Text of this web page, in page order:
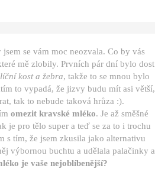
se vám moc neozvala. Co by vás
mě zlobily. Prvních pár dní bylo dost
kost a žebra, takže to se mnou bylo
to vypadá, že jizvy budu mít asi větší,
tak to nebude taková hrůza :).
omezit kravské mléko. Je až směšné
je pro tělo super a teď se za to i trochu
s tím, že jsem zkusila jako alternativu
výbornou buchtu a udělala palačinky a
je vaše nejoblíbenější?